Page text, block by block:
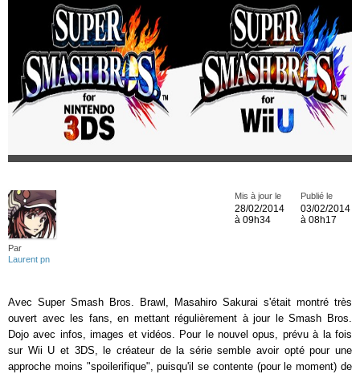
Par
Laurent pn
Publié le
03/02/2014
à 08h17
Mis à jour le
28/02/2014
à 09h34
Avec Super Smash Bros. Brawl, Masahiro Sakurai s'était montré très
ouvert avec les fans, en mettant régulièrement à jour le Smash Bros.
Dojo avec infos, images et vidéos. Pour le nouvel opus, prévu à la fois
sur Wii U et 3DS, le créateur de la série semble avoir opté pour une
approche moins "spoilerifique", puisqu'il se contente (pour le moment) de